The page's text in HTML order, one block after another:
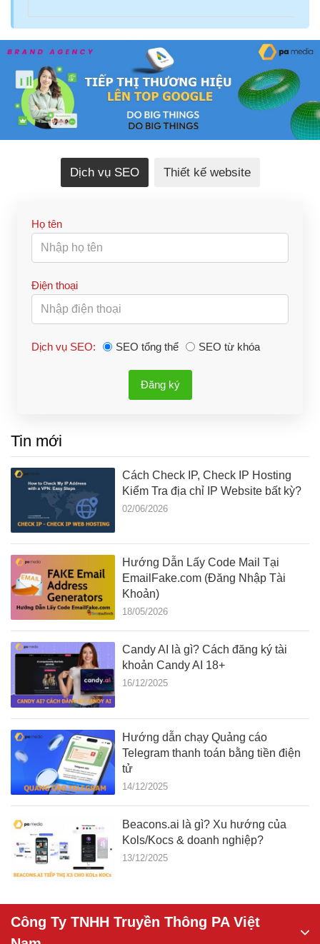
Dịch vụ SEO Thiết kế website
Họ tên
Điện thoại
Dịch vụ SEO: SEO tổng thể SEO từ khóa
Đăng ký
Tin mới
Cách Check IP, Check IP Hosting
Kiểm Tra địa chỉ IP Website bất kỳ?
02/06/2026
Hướng Dẫn Lấy Code Mail Tại
EmailFake.com (Đăng Nhập Tài
Khoản)
18/05/2026
Candy AI là gì? Cách đăng ký tài
khoản Candy AI 18+
16/12/2025
Hướng dẫn chạy Quảng cáo
Telegram thanh toán bằng tiền điện
tử
14/12/2025
Beacons.ai là gì? Xu hướng của
Kols/Kocs & doanh nghiệp?
13/12/2025
Công Ty TNHH Truyền Thông PA Việt